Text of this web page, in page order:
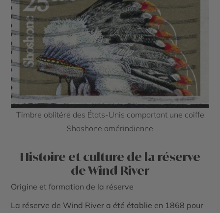
Timbre oblitéré des États-Unis comportant une coiffe
Shoshone amérindienne
Histoire et culture de la réserve
de Wind River
Origine et formation de la réserve
La réserve de Wind River a été établie en 1868 pour